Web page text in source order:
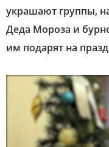
украшают группы,
Деда Мороза и
им подарят на